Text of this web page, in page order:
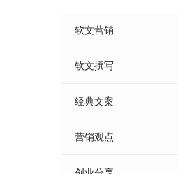
软文营销
软文撰写
经典文案
营销观点